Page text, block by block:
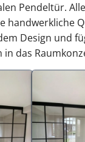
Pendeltür.
handwerkliche
Design und
in das